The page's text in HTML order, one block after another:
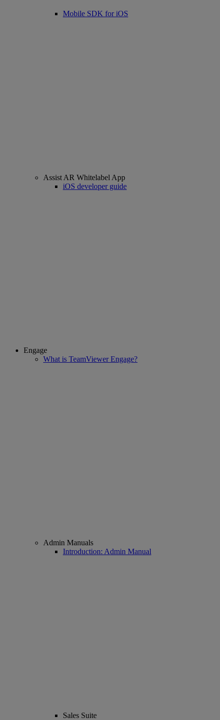
Mobile SDK for iOS
Assist AR Whitelabel App
iOS developer guide
Engage
What is TeamViewer Engage?
Admin Manuals
Introduction: Admin Manual
Sales Suite